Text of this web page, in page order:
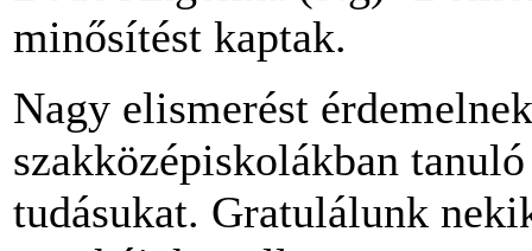
minősítést kaptak.
Nagy elismerést
szakközépiskolákban
tudásukat. Gratulálunk